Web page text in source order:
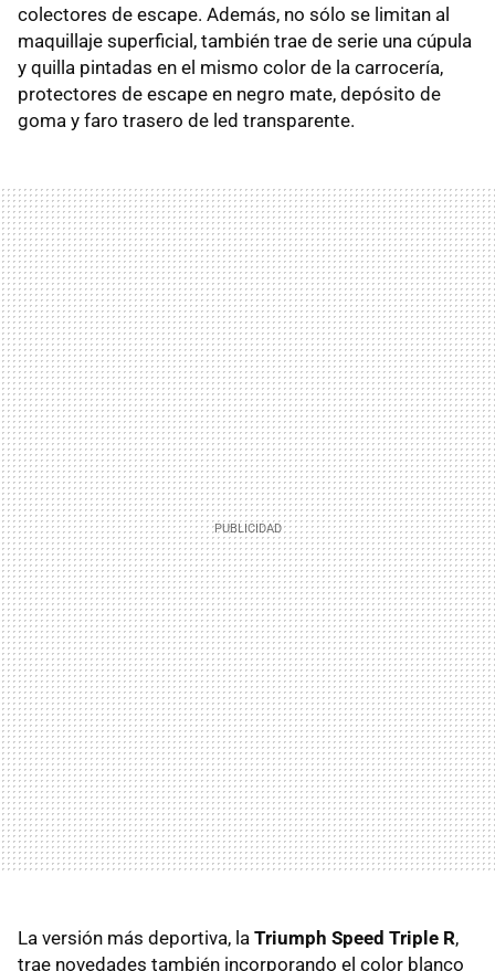
colectores de escape. Además, no sólo se limitan al
maquillaje superficial, también trae de serie una cúpula
y quilla pintadas en el mismo color de la carrocería,
protectores de escape en negro mate, depósito de
goma y faro trasero de led transparente.
La versión más deportiva, la Triumph Speed Triple R,
trae novedades también incorporando el color blanco